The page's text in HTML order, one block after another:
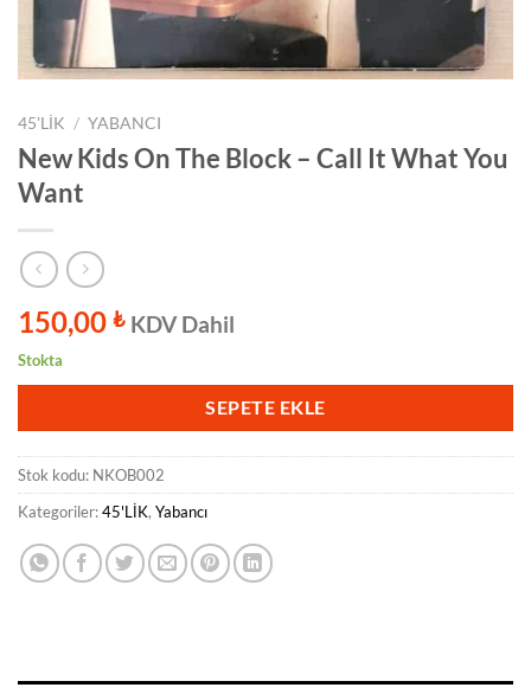
45'LİK / YABANCI
New Kids On The Block ‎– Call It What You
Want
150,00 ₺ KDV Dahil
Stokta
SEPETE EKLE
Stok kodu: NKOB002
Kategoriler:45'LİK, Yabancı